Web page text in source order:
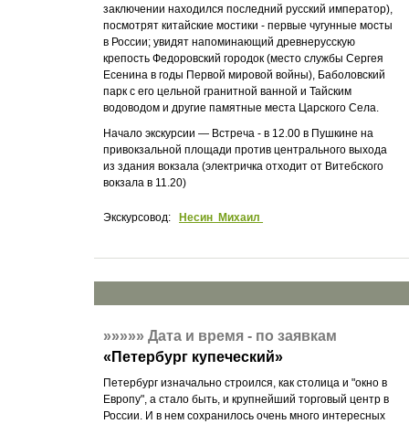
заключении находился последний русский император),
посмотрят китайские мостики - первые чугунные мосты
в России; увидят напоминающий древнерусскую
крепость Федоровский городок (место службы Сергея
Есенина в годы Первой мировой войны), Баболовский
парк с его цельной гранитной ванной и Тайским
водоводом и другие памятные места Царского Села.
Начало экскурсии — Встреча - в 12.00 в Пушкине на
привокзальной площади против центрального выхода
из здания вокзала (электричка отходит от Витебского
вокзала в 11.20)
Экскурсовод: Несин Михаил
»»»»»Дата и время - по заявкам
« Петербург купеческий»
Петербург изначально строился, как столица и "окно в
Европу", а стало быть, и крупнейший торговый центр в
России. И в нем сохранилось очень много интересных